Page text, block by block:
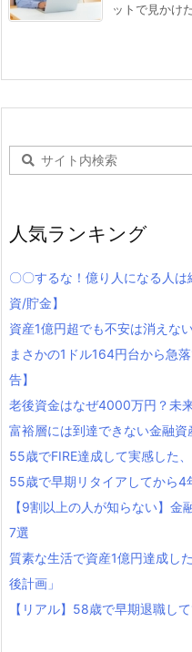
ットで見かけ
人気ランキング
〇〇するな！億り人になる人
資/貯金】
資産1億円超でも不安は消えな
まさかの1ドル164円台から急
告】
老後資金はなぜ4000万円？未
富裕層には到達できない金融資
55歳でFIRE達成して実感した
55歳で早期リタイアしてから4
【9割以上の人が知らない】
7選
質素な生活で資産1億円達成し
後計画」
【リアル】58歳で早期退職し